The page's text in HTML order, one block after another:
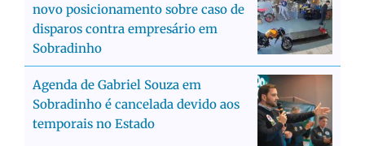
novo posicionamento sobre caso de
disparos contra empresário em
Sobradinho
Agenda de Gabriel Souza em
Sobradinho é cancelada devido aos
temporais no Estado